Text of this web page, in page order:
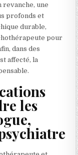
revanche, une
profonds et
durable,
pour
dans des
affecté, la
les